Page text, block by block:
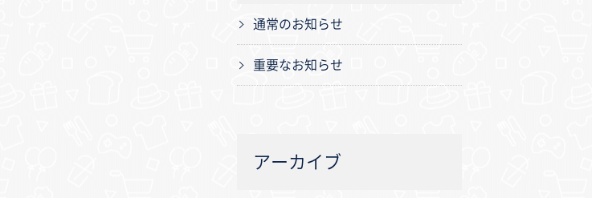
通常のお知らせ
重要なお知らせ
アーカイブ